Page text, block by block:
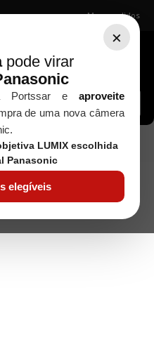
×
pode virar
Portssar e aproveite
de uma nova câmera
LUMIX escolhida
Panasonic
elegíveis
Meus pedidos
HASSELBLAD
- Usada